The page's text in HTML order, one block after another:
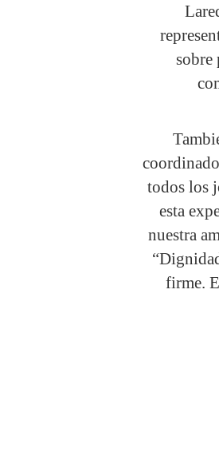
todos los
esta
nuestra
firme.